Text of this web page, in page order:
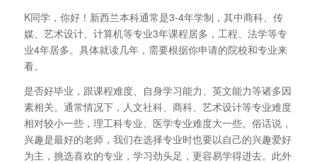
K同学，你好！新西兰本科通常是3-4年学制，其中商科、传
媒、艺术设计、计算机等专业3年课程居多，工程、法学等专
业4年居多。具体就读几年，需要根据你申请的院校和专业来
看。
是否好毕业，跟课程难度、自身学习能力、英文能力等诸多因
素相关。通常情况下，人文社科、商科、艺术设计等专业难度
相对较小一些，理工科专业、医学专业难度大一些。俗话说，
兴趣是最好的老师，我们在选择专业时也要以自己的兴趣爱好
为主，挑选喜欢的专业，学习劲头足，更容易学得进去。此外